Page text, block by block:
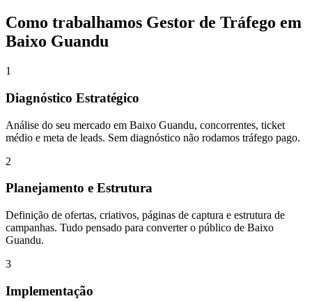
Como trabalhamos Gestor de Tráfego em
Baixo Guandu
1
Diagnóstico Estratégico
Análise do seu mercado em Baixo Guandu, concorrentes, ticket
médio e meta de leads. Sem diagnóstico não rodamos tráfego pago.
2
Planejamento e Estrutura
Definição de ofertas, criativos, páginas de captura e estrutura de
campanhas. Tudo pensado para converter o público de Baixo
Guandu.
3
Implementação